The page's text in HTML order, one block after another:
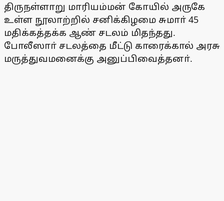
திருநள்ளாறு மாரியம்மன் கோயில் அருகே
உள்ள நூலாற்றில் சனிக்கிழமை சுமாா் 45
மதிக்கத்தக்க ஆண் சடலம் மிதந்தது.
போலீஸாா் சடலத்தை மீட்டு காரைக்கால் அரசு
மருத்துவமனைக்கு அனுப்பிவைத்தனா்.